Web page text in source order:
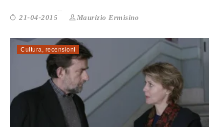
21-04-2015 Maurizio Ermisino
Cultura, recensioni